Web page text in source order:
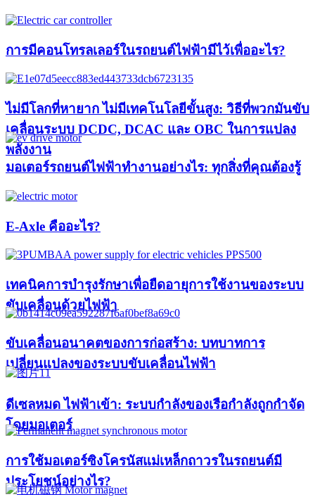
การมีคอนโทรลเลอร์ในรถยนต์ไฟฟ้ามีไว้เพื่ออะไร?
ไม่มีโลกที่หายาก ไม่มีเทคโนโลยีขั้นสูง: วิธีที่พวกมันขับ
เคลื่อนระบบ DCDC, DCAC และ OBC ในการแปลง
พลังงาน
มอเตอร์รถยนต์ไฟฟ้าทำงานอย่างไร: ทุกสิ่งที่คุณต้องรู้
E-Axle คืออะไร?
เทคนิคการบำรุงรักษาเพื่อยืดอายุการใช้งานของระบบ
ขับเคลื่อนด้วยไฟฟ้า
ขับเคลื่อนอนาคตของการก่อสร้าง: บทบาทการ
เปลี่ยนแปลงของระบบขับเคลื่อนไฟฟ้า
ดีเซลหมด ไฟฟ้าเข้า: ระบบกำลังของเรือกำลังถูกกำจัด
โดยมอเตอร์
การใช้มอเตอร์ซิงโครนัสแม่เหล็กถาวรในรถยนต์มี
ประโยชน์อย่างไร?